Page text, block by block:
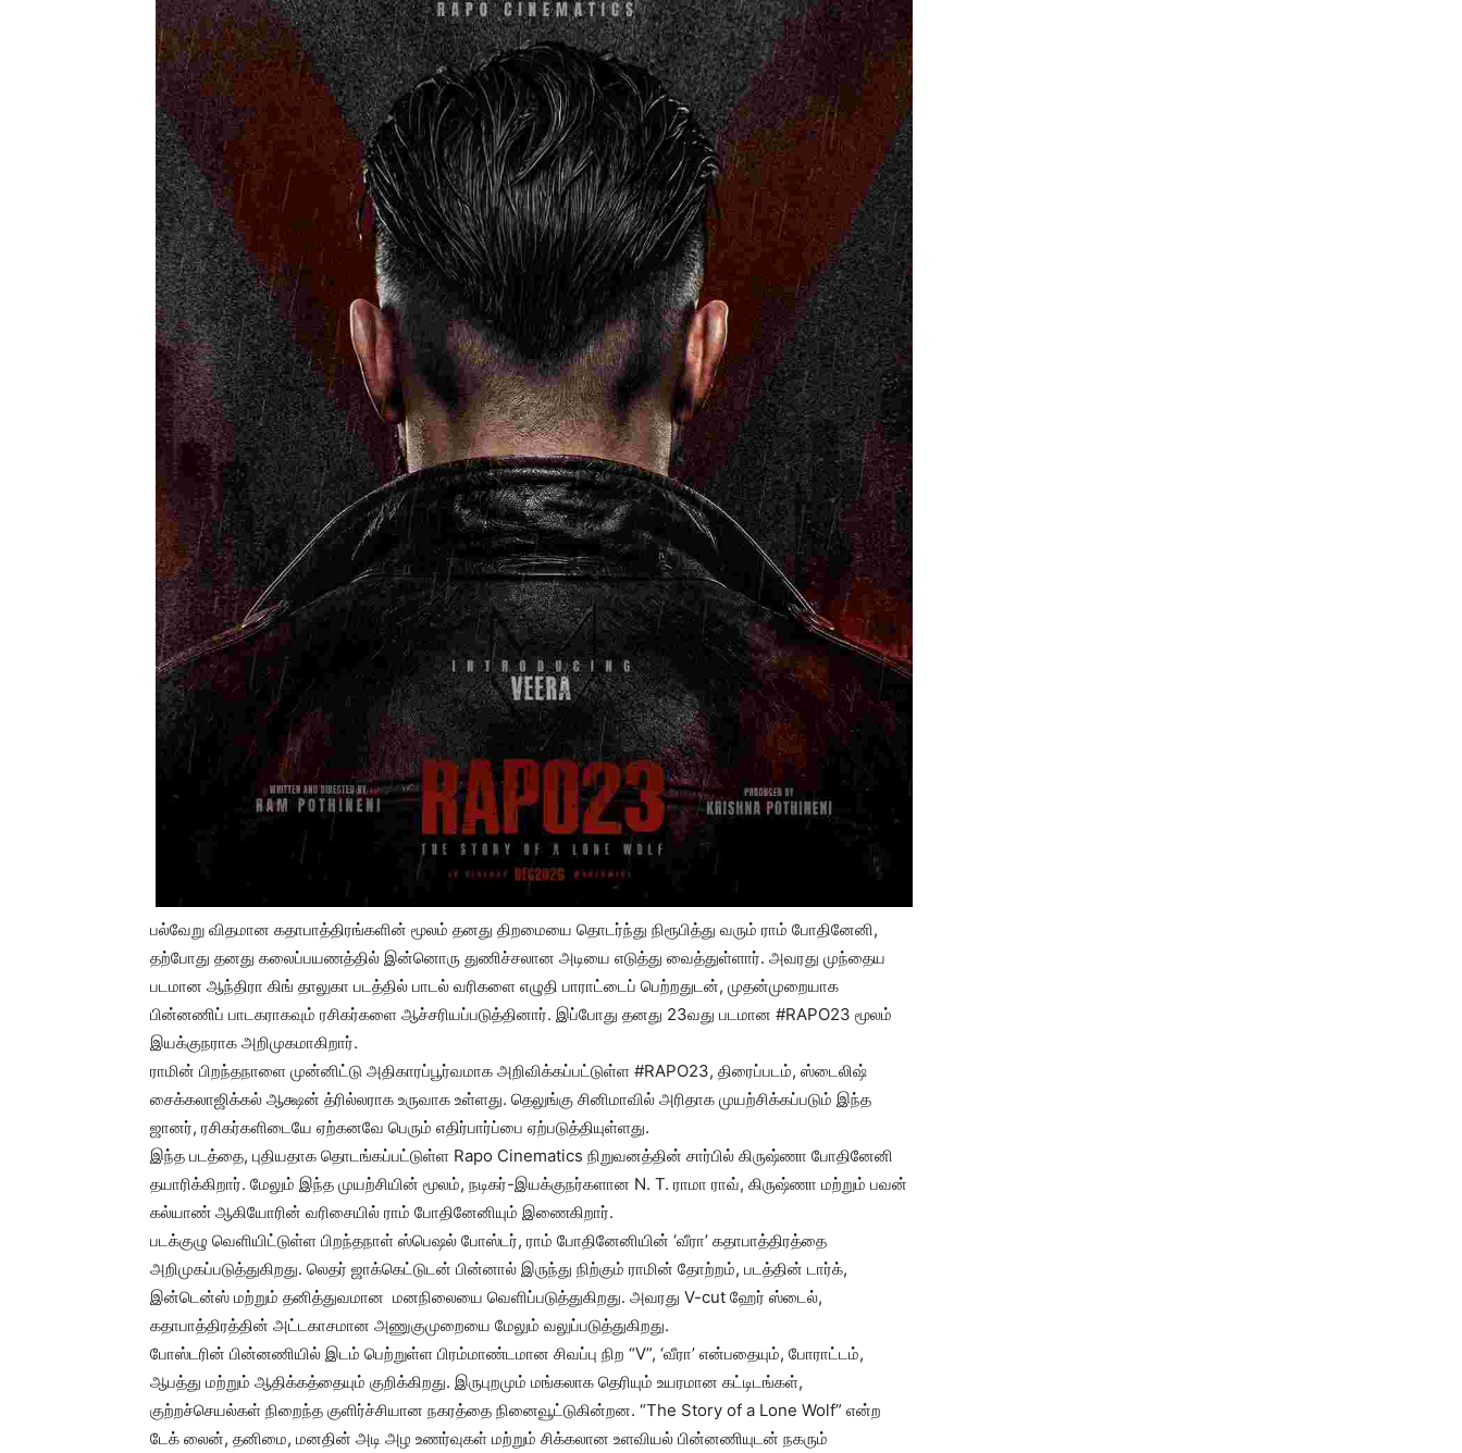
பல்வேறு விதமான கதாபாத்திரங்களின் மூலம் தனது திறமையை தொடர்ந்து நிரூபித்து வரும் ராம் போதினேனி,
தற்போது தனது கலைப்பயணத்தில் இன்னொரு துணிச்சலான அடியை எடுத்து வைத்துள்ளார். அவரது முந்தைய
படமான ஆந்திரா கிங் தாலுகா படத்தில் பாடல் வரிகளை எழுதி பாராட்டைப் பெற்றதுடன், முதன்முறையாக
பின்னணிப் பாடகராகவும் ரசிகர்களை ஆச்சரியப்படுத்தினார். இப்போது தனது 23வது படமான #RAPO23 மூலம்
இயக்குநராக அறிமுகமாகிறார்.
ராமின் பிறந்தநாளை முன்னிட்டு அதிகாரப்பூர்வமாக அறிவிக்கப்பட்டுள்ள #RAPO23, திரைப்படம், ஸ்டைலிஷ்
சைக்கலாஜிக்கல் ஆக்ஷன் த்ரில்லராக உருவாக உள்ளது. தெலுங்கு சினிமாவில் அரிதாக முயற்சிக்கப்படும் இந்த
ஜானர், ரசிகர்களிடையே ஏற்கனவே பெரும் எதிர்பார்ப்பை ஏற்படுத்தியுள்ளது.
இந்த படத்தை, புதியதாக தொடங்கப்பட்டுள்ள Rapo Cinematics நிறுவனத்தின் சார்பில் கிருஷ்ணா போதினேனி
தயாரிக்கிறார். மேலும் இந்த முயற்சியின் மூலம், நடிகர்-இயக்குநர்களான N. T. ராமா ராவ், கிருஷ்ணா மற்றும் பவன்
கல்யாண் ஆகியோரின் வரிசையில் ராம் போதினேனியும் இணைகிறார்.
படக்குழு வெளியிட்டுள்ள பிறந்தநாள் ஸ்பெஷல் போஸ்டர், ராம் போதினேனியின் ‘வீரா’ கதாபாத்திரத்தை
அறிமுகப்படுத்துகிறது. லெதர் ஜாக்கெட்டுடன் பின்னால் இருந்து நிற்கும் ராமின் தோற்றம், படத்தின் டார்க்,
இன்டென்ஸ் மற்றும் தனித்துவமான மனநிலையை வெளிப்படுத்துகிறது. அவரது V-cut ஹேர் ஸ்டைல்,
கதாபாத்திரத்தின் அட்டகாசமான அணுகுமுறையை மேலும் வலுப்படுத்துகிறது.
போஸ்டரின் பின்னணியில் இடம் பெற்றுள்ள பிரம்மாண்டமான சிவப்பு நிற “V”, ‘வீரா’ என்பதையும், போராட்டம்,
ஆபத்து மற்றும் ஆதிக்கத்தையும் குறிக்கிறது. இருபுறமும் மங்கலாக தெரியும் உயரமான கட்டிடங்கள்,
குற்றச்செயல்கள் நிறைந்த குளிர்ச்சியான நகரத்தை நினைவூட்டுகின்றன. “The Story of a Lone Wolf” என்ற
டேக் லைன், தனிமை, மனதின் அடி அழ உணர்வுகள் மற்றும் சிக்கலான உளவியல் பின்னணியுடன் நகரும்